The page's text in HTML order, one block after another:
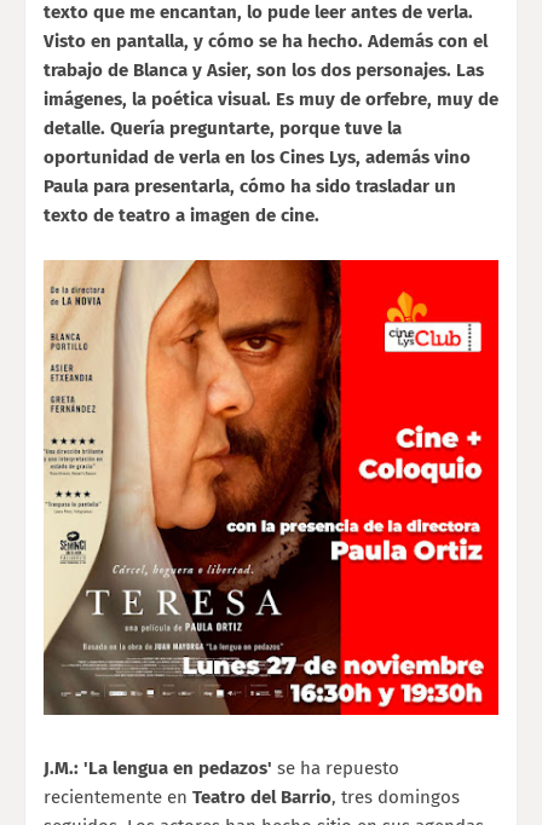
texto que me encantan, lo pude leer antes de verla.
Visto en pantalla, y cómo se ha hecho. Además con el
trabajo de Blanca y Asier, son los dos personajes. Las
imágenes, la poética visual. Es muy de orfebre, muy de
detalle. Quería preguntarte, porque tuve la
oportunidad de verla en los Cines Lys, además vino
Paula para presentarla, cómo ha sido trasladar un
texto de teatro a imagen de cine.
J.M.: 'La lengua en pedazos' se ha repuesto
recientemente en Teatro del Barrio, tres domingos